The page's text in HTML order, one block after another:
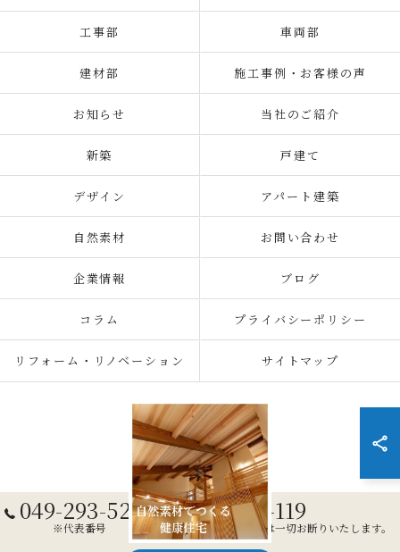
049-293-5280
※代表番号
0120-115-119
※営業目的のお電話は一切お断りいたします。
工事部 車両部
建材部 施工事例・お客様の声
お知らせ 当社のご紹介
新築 戸建て
デザイン アパート建築
自然素材 お問い合わせ
企業情報 ブログ
コラム プライバシーポリシー
リフォーム・リノベーション サイトマップ